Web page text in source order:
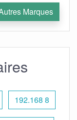
Marques
192.168 8